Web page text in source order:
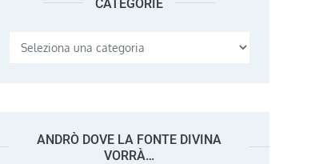
CATEGORIE
Categorie
ANDRÒ DOVE LA FONTE DIVINA
VORRÀ…